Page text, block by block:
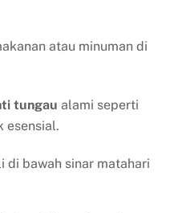
atau minuman di
tungau alami seperti
esensial.
di bawah sinar matahari